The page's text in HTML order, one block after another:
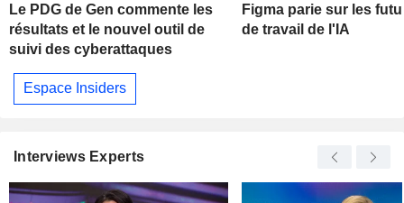
Le PDG de Gen commente les
résultats et le nouvel outil de
suivi des cyberattaques
Figma parie sur les
de travail de l'IA
Espace Insiders
Interviews Experts